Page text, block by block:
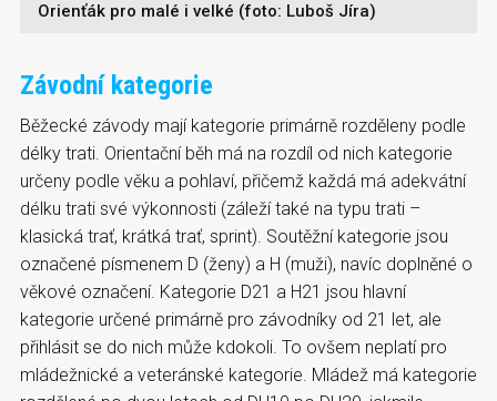
Orienťák pro malé i velké (foto: Luboš Jíra)
Závodní kategorie
Běžecké závody mají kategorie primárně rozděleny podle
délky trati. Orientační běh má na rozdíl od nich kategorie
určeny podle věku a pohlaví, přičemž každá má adekvátní
délku trati své výkonnosti (záleží také na typu trati –
klasická trať, krátká trať, sprint). Soutěžní kategorie jsou
označené písmenem D (ženy) a H (muži), navíc doplněné o
věkové označení. Kategorie D21 a H21 jsou hlavní
kategorie určené primárně pro závodníky od 21 let, ale
přihlásit se do nich může kdokoli. To ovšem neplatí pro
mládežnické a veteránské kategorie. Mládež má kategorie